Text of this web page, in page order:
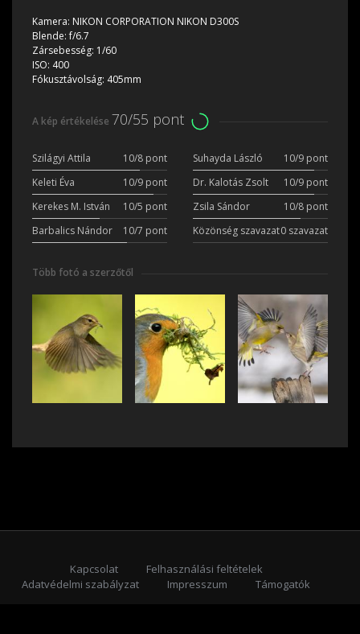
Kamera: NIKON CORPORATION NIKON D300S
Blende:f/6.7
Zársebesség: 1/60
ISO: 400
Fókusztávolság: 405mm
A kép értékelése 70/55 pont
Szilágyi Attila 10/8 pont Suhayda László
10/9 pont
Keleti Éva
10/9 pont Dr. Kalotás Zsolt
10/9 pont
Kerekes M. István
10/5 pont Zsila Sándor
10/8 pont
Barbalics Nándor
10/7 pont Közönség szavazat0 szavazat
Több fotó a szerzőtől
Kapcsolat
Felhasználási feltételek
Adatvédelmi szabályzat
Impresszum
Támogatók